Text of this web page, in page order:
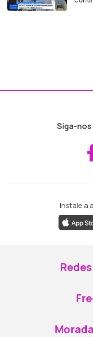
Siga-
Instale a